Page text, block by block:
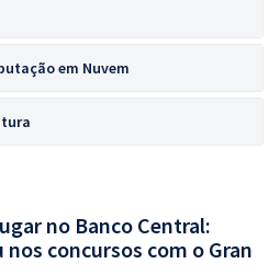
em Nuvem
no Banco Central:
concursos com o Gran